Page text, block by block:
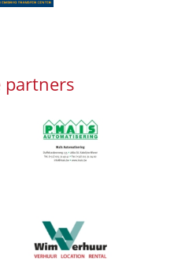
partners
Afbeelding
Afbeelding